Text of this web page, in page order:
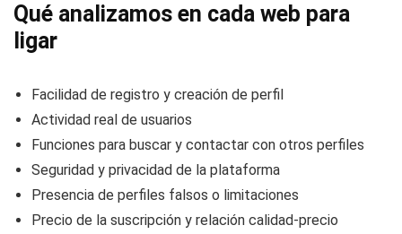
Qué analizamos en cada web para
ligar
Facilidad de registro y creación de perfil
Actividad real de usuarios
Funciones para buscar y contactar con otros perfiles
Seguridad y privacidad de la plataforma
Presencia de perfiles falsos o limitaciones
Precio de la suscripción y relación calidad-precio